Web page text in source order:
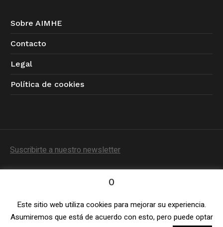
Sobre AIMHE
Contacto
Legal
Política de cookies
Suscribirte a nuestro newsletter
Política de Privacidad/ © 2023 AIMHE / Todos los
derechos reservados
0
Este sitio web utiliza cookies para mejorar su experiencia.
Asumiremos que está de acuerdo con esto, pero puede optar